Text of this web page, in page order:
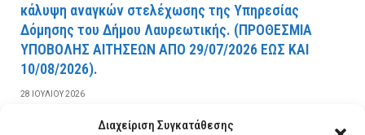
Διαχείριση Συγκατάθεσης
κάλυψη αναγκών στελέχωσης της Υπηρεσίας
Δόμησης του Δήμου Λαυρεωτικής. (ΠPOΘEΣMIA
YΠOBOΛHΣ AITHΣEΩN AΠO 29/07/2026 EΩΣ KAI
10/08/2026).
28 ΙΟΥΛΊΟΥ 2026
ΔΙΑΒΆΣΤΕ ΠΕΡΙΣΣΌΤΕΡΑ